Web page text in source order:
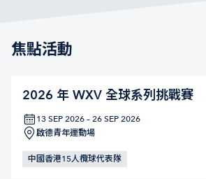
焦點活動
2026 年 WXV 全球系列挑戰賽
13 SEP 2026 – 26 SEP 2026
啟德青年運動場
中國香港15人欖球代表隊